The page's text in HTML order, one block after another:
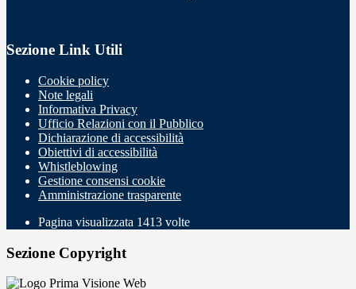
Sezione Link Utili
Cookie policy
Note legali
Informativa Privacy
Ufficio Relazioni con il Pubblico
Dichiarazione di accessibilità
Obiettivi di accessibilità
Whistleblowing
Gestione consensi cookie
Amministrazione trasparente
Pagina visualizzata 1413 volte
Sezione Copyright